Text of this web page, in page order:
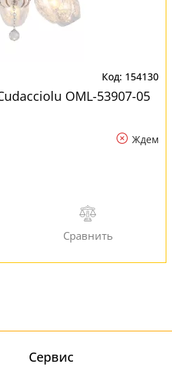
154130
OML-53907-05
Ждем
Cервис